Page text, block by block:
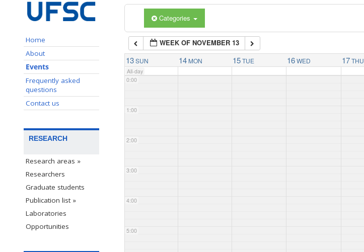
Home
About
Events
Frequently asked
questions
Contact us
RESEARCH
Research areas »
Researchers
Graduate students
Publication list »
Laboratories
Opportunities
Categories
WEEK OF NOVEMBER 13
13 SUN 14 MON 15 TUE 16 WED 17 THU
All-day
0:00
1:00
2:00
3:00
4:00
5:00